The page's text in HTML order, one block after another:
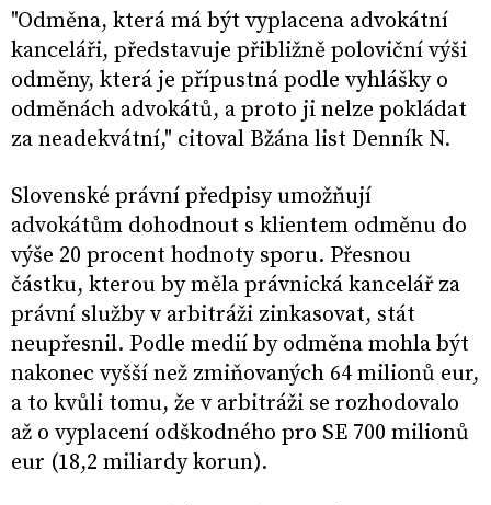
"Odměna, která má být vyplacena advokátní
kanceláři, představuje přibližně poloviční výši
odměny, která je přípustná podle vyhlášky o
odměnách advokátů, a proto ji nelze pokládat
za neadekvátní," citoval Bžána list Denník N.
Slovenské právní předpisy umožňují
advokátům dohodnout s klientem odměnu do
výše 20 procent hodnoty sporu. Přesnou
částku, kterou by měla právnická kancelář za
právní služby v arbitráži zinkasovat, stát
neupřesnil. Podle medií by odměna mohla být
nakonec vyšší než zmiňovaných 64 milionů eur,
a to kvůli tomu, že v arbitráži se rozhodovalo
až o vyplacení odškodného pro SE 700 milionů
eur (18,2 miliardy korun).